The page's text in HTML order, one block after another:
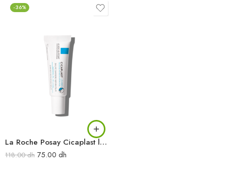
-36%
La Roche Posay Cicaplast lèvres Baume barrière réparateur 7.5 ml
118.00dh 75.00 dh